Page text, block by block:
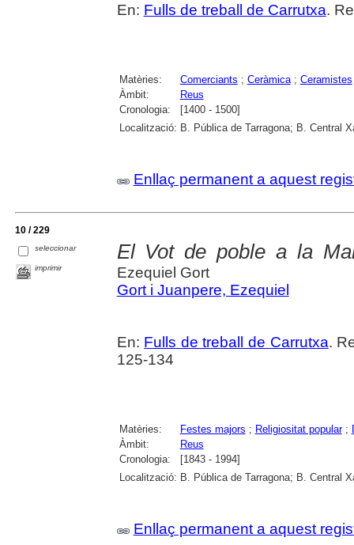
En: Fulls de treball de Carrutxa.
Matèries: Comerciants ; Ceràmica; Ceramistes
Àmbit:
Reus
Cronologia:
[1400 - 1500]
Localització: B. Pública de Tarragona; B. Central
Enllaç permanent a aquest
10 / 229
seleccionar
imprimir
El Vot de poble a la
Ezequiel Gort
Gort i Juanpere, Ezequiel
En: Fulls de treball de Carrutxa.
125-134
Matèries: Festes majors ; Religiositat popular;
Àmbit:
Reus
Cronologia:
[1843 - 1994]
Localització: B. Pública de Tarragona; B. Central
Enllaç permanent a aquest